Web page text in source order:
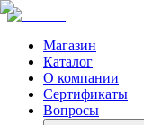
Магазин
Каталог
О компании
Сертификаты
Вопросы